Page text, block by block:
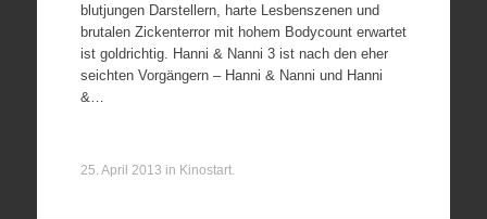
blutjungen Darstellern, harte Lesbenszenen und
brutalen Zickenterror mit hohem Bodycount erwartet
ist goldrichtig. Hanni & Nanni 3 ist nach den eher
seichten Vorgängern – Hanni & Nanni und Hanni
&…
25. April 2013 in Kinostart.